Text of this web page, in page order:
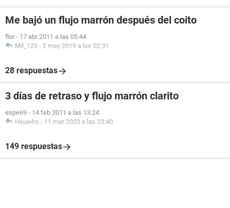
Me bajó un flujo marrón después del coito
flor - 17 abr 2011 a las 05:44
Mil_123 - 2 may 2019 a las 02:31
28 respuestas
3 días de retraso y flujo marrón clarito
espe69 - 14 feb 2011 a las 13:24
Hsuwhs - 11 mar 2023 a las 23:40
149 respuestas